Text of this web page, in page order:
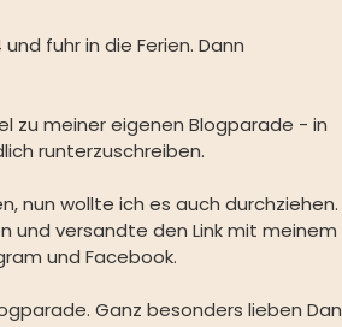
fuhr in die Ferien. Dann
zu meiner eigenen Blogparade - in
runterzuschreiben.
nun wollte ich es auch durchziehen.
und versandte den Link mit meinem
und Facebook.
Ganz besonders lieben